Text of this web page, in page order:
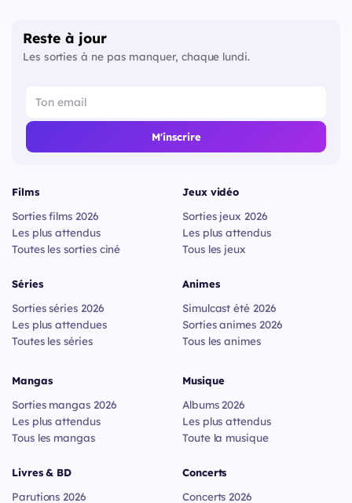
Reste à jour
Les sorties à ne pas manquer, chaque lundi.
M'inscrire
Films
Sorties films 2026
Les plus attendus
Toutes les sorties ciné
Séries
Sorties séries 2026
Les plus attendues
Toutes les séries
Jeux vidéo
Sorties jeux 2026
Les plus attendus
Tous les jeux
Animes
Simulcast été 2026
Sorties animes 2026
Tous les animes
Mangas
Sorties mangas 2026
Les plus attendus
Tous les mangas
Livres & BD
Parutions 2026
Musique
Albums 2026
Les plus attendus
Toute la musique
Concerts
Concerts 2026